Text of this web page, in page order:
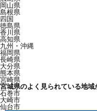
岡山県
島根県
四国
徳島県
香川県
高知県
九州・沖縄
福岡県
長崎県
大分県
熊本県
宮崎県
宮城県のよく見られている地
石巻市
大崎市
仙台市